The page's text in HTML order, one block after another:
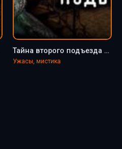
Тайна второго подъезда - Светлана Аносова
Ужасы, мистика